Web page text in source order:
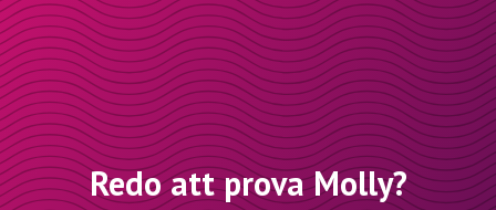
Redo att prova Molly?